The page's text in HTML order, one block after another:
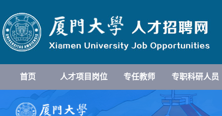
首页 人才项目岗位 专任教师 专职科研人员